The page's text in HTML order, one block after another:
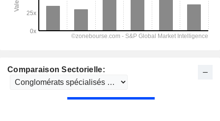
Comparaison Sectorielle: